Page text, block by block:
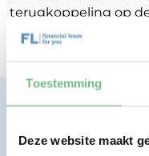
Toestemming
Deze website maakt
terugkoppeling op
Financial Lease.
Eenvoudig,